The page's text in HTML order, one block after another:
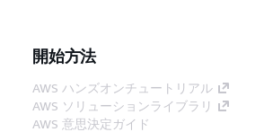
開始方法
AWS ハンズオンチュートリアル
AWS ソリューションライブラリ
AWS 意思決定ガイド